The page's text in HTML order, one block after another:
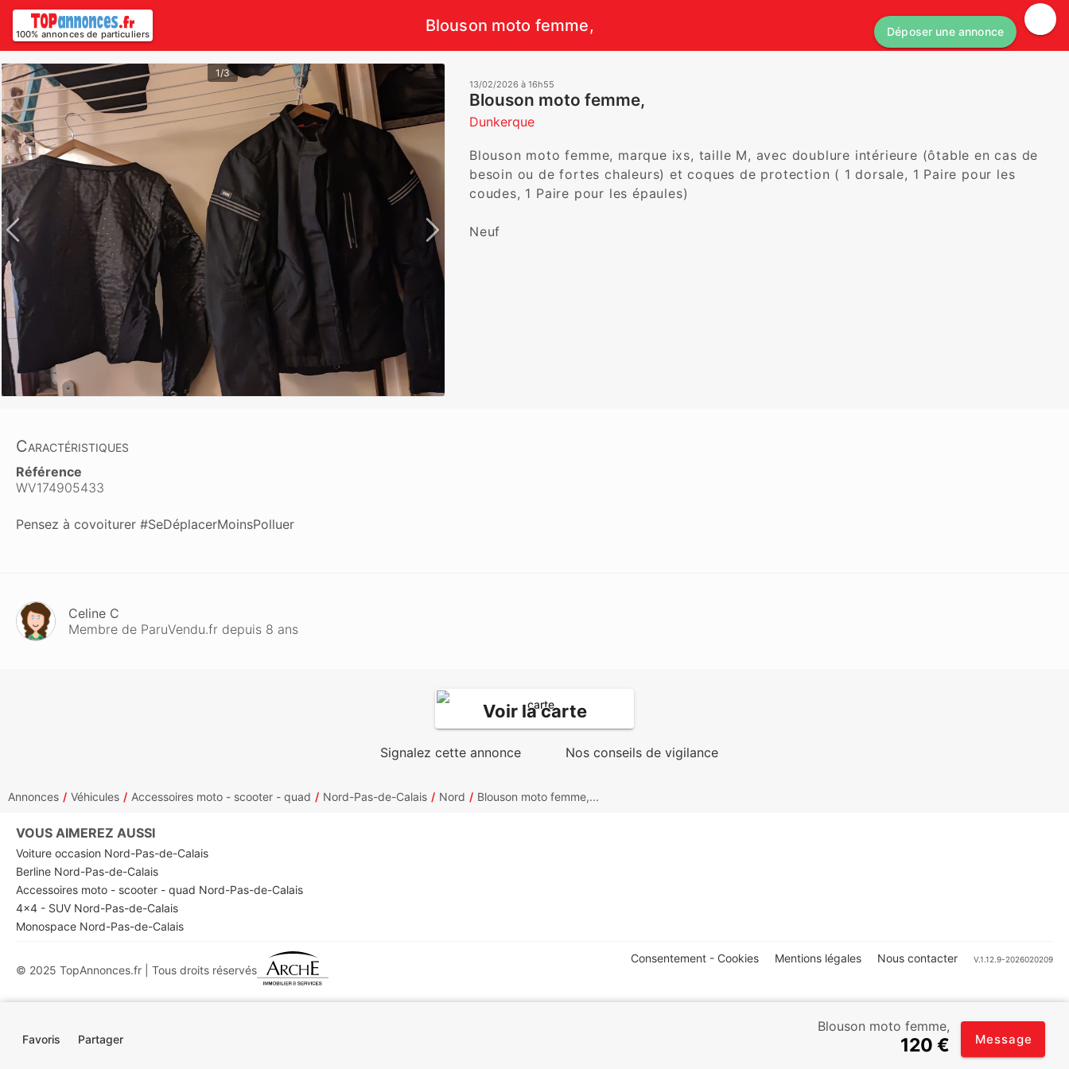
100% annonces de particuliers Blouson moto femme, Déposer une annonce
1/3
13/02/2026 à 16h55
Blouson moto femme,
Dunkerque
Blouson moto femme, marque ixs, taille M, avec doublure intérieure (ôtable en cas de
besoin ou de fortes chaleurs) et coques de protection ( 1 dorsale, 1 Paire pour les
coudes, 1 Paire pour les épaules)
Neuf
Caractéristiques
Référence
WV174905433
Pensez à covoiturer #SeDéplacerMoinsPolluer
Celine C
Membre de ParuVendu.fr depuis 8 ans
Voir la carte
Signalez cette annonce Nos conseils de vigilance
Favoris Partager
Blouson moto femme,
120 € Message
Annonces Véhicules Accessoires moto - scooter - quad Nord-Pas-de-Calais Nord Blouson moto femme,...
VOUS AIMEREZ AUSSI
Voiture occasion Nord-Pas-de-Calais
Berline Nord-Pas-de-Calais
Accessoires moto - scooter - quad Nord-Pas-de-Calais
4x4 - SUV Nord-Pas-de-Calais
Monospace Nord-Pas-de-Calais
© 2025 TopAnnonces.fr | Tous droits réservés
Consentement - Cookies Mentions légales Nous contacter V.1.12.9-2026020209